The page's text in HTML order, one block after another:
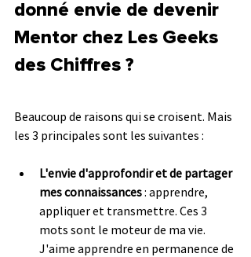
donné envie de devenir
Mentor chez Les Geeks
des Chiffres ?
Beaucoup de raisons qui se croisent. Mais
les 3 principales sont les suivantes :
L'envie d'approfondir et de partager
mes connaissances : apprendre,
appliquer et transmettre. Ces 3
mots sont le moteur de ma vie.
J'aime apprendre en permanence de